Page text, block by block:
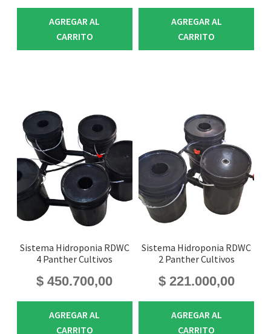
AGREGAR AL
CARRITO
AGREGAR AL
CARRITO
Sistema Hidroponia RDWC
4 Panther Cultivos
$ 450.700,00
AGREGAR AL
CARRITO
Sistema Hidroponia RDWC
2 Panther Cultivos
$221.000,00
AGREGAR AL
CARRITO